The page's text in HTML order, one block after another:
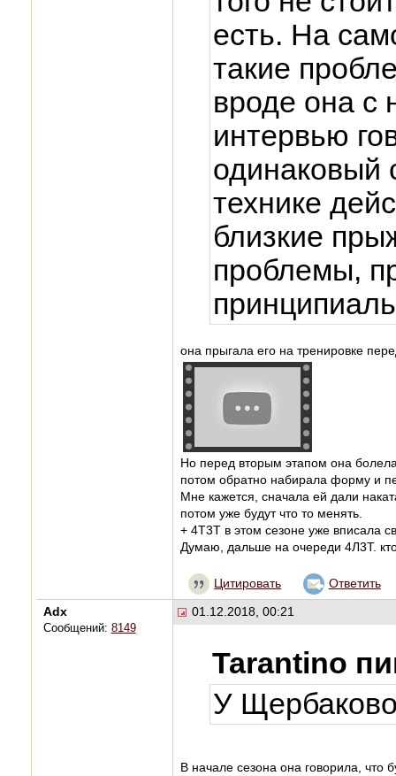
есть. На
такие
вроде она с
интервью
одинаковый
технике
близкие
проблемы,
она прыгала его на тренировке
Но перед вторым этапом она
потом обратно набирала форму и
Мне кажется, сначала ей дали
потом уже будут что то менять.
+ 4Т3Т в этом сезоне уже вписала
Думаю, дальше на очереди 4Л3Т.
Цитировать Ответить
Adx
Сообщений: 8149
01.12.2018, 00:21
Tarantino
У
В начале сезона она говорила, что